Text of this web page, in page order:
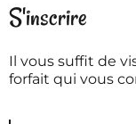
S'inscrire
Il vous suffit de
forfait qui vous